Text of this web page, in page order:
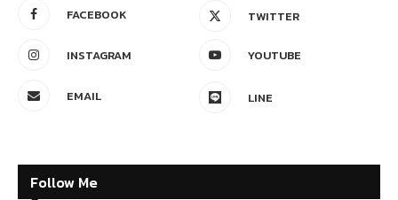
FACEBOOK TWITTER
INSTAGRAM YOUTUBE
EMAIL LINE
Follow Me